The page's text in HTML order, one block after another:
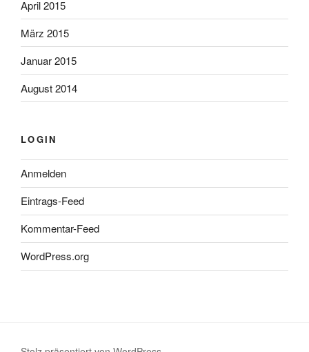
April 2015
März 2015
Januar 2015
August 2014
LOGIN
Anmelden
Eintrags-Feed
Kommentar-Feed
WordPress.org